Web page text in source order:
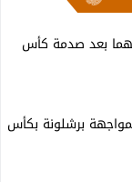
بعد صدمة كأس
برشلونة بكأس